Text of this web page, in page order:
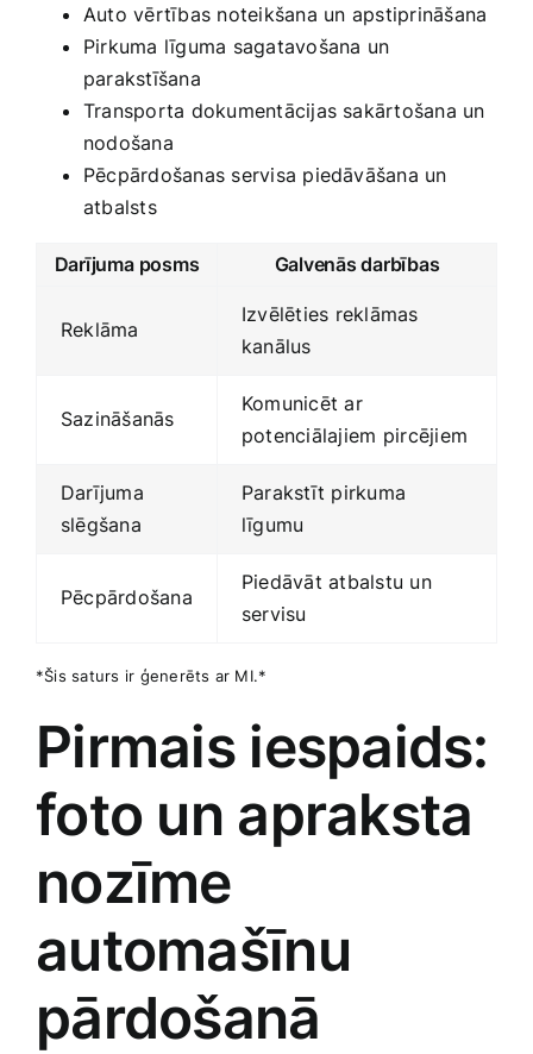
Auto vērtības noteikšana un⁣ apstiprināšana
Pirkuma līguma sagatavošana un
parakstīšana
Transporta dokumentācijas‍ sakārtošana un
nodošana
Pēcpārdošanas servisa piedāvāšana un
atbalsts
Darījuma posms Galvenās darbības
Reklāma
Izvēlēties reklāmas
kanālus
Sazināšanās
Komunicēt ar
potenciālajiem ⁢pircējiem
Darījuma
slēgšana
Parakstīt pirkuma
‍līgumu
Pēcpārdošana
Piedāvāt ​atbalstu un
servisu
*Šis saturs ir ģenerēts ar MI.*
Pirmais iespaids:
foto‌ un apraksta
nozīme
automašīnu
pārdošanā